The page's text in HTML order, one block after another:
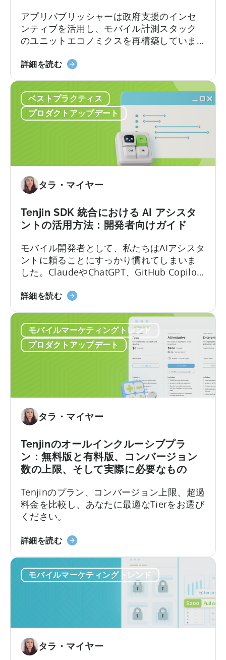
ム」
に
つ
て：
請
チ
ェ
アプリパブリッシャーは政府支援のインセ
ンティブを活用し、モバイル計測スタック
のユニットエコノミクスを再構築していま
詳細を読む『ト
の
モ
バ
リ
励
プ
ロ
グ
ラ
ム
イ
年）』
に
つ
ベストプラクティス
プロダクトアップデート
タラ・マイヤー
Tenjin SDK 統合における AI アシスタ
ントの活用方法：開発者向けガイド
モバイル開発者として、私たちはAIアシスタ
ントに頼ることにすっかり慣れてしまいま
した。ClaudeやChatGPT、GitHub Copilot
のうちに動作するコードが手に入ります。
れた代償が伴います。 問題はここにありま
す。LLMにモバイルSDKの統合を依頼する
と、あなたは…….
詳細を読む「Tenjin
合
に
お
シ
タ
ン
ト
の
活
用
開
向
け
つ
モバイルマーケティングトレンド
プロダクトアップデート
タラ・マイヤー
Tenjinのオールインクルーシブプラ
ン：無料版と有料版、コンバージョン
数の上限、そして実際に必要なもの
Tenjinのプラン、コンバージョン上限、超過
料金を比較し、あなたに最適なTierをお選び
ください。
詳細を読む天
オ
ル
モバイルマーケティングトレンド
タラ・マイヤー